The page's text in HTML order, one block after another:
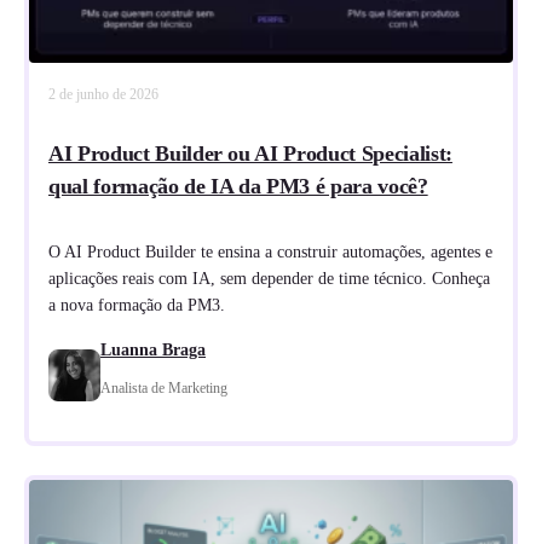
2 de junho de 2026
AI Product Builder ou AI Product Specialist:
qual formação de IA da PM3 é para você?
O AI Product Builder te ensina a construir automações, agentes e
aplicações reais com IA, sem depender de time técnico. Conheça
a nova formação da PM3.
Luanna Braga
Analista de Marketing